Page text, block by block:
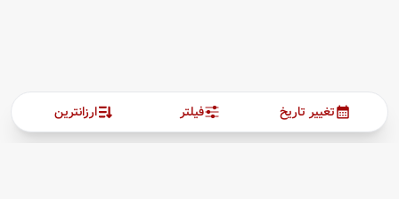
ارزانترین فیلتر تغییر تاریخ